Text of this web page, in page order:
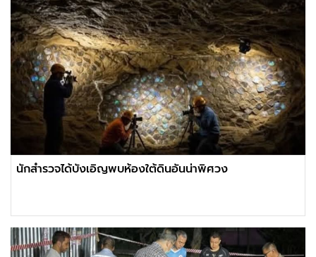
นักสำรวจได้บังเอิญพบห้องใต้ดินอันน่าพิศวง